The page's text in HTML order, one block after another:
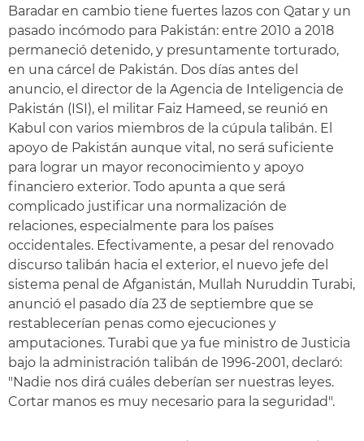
Baradar en cambio tiene fuertes lazos con Qatar y un
pasado incómodo para Pakistán: entre 2010 a 2018
permaneció detenido, y presuntamente torturado,
en una cárcel de Pakistán. Dos días antes del
anuncio, el director de la Agencia de Inteligencia de
Pakistán (ISI), el militar Faiz Hameed, se reunió en
Kabul con varios miembros de la cúpula talibán. El
apoyo de Pakistán aunque vital, no será suficiente
para lograr un mayor reconocimiento y apoyo
financiero exterior. Todo apunta a que será
complicado justificar una normalización de
relaciones, especialmente para los países
occidentales. Efectivamente, a pesar del renovado
discurso talibán hacia el exterior, el nuevo jefe del
sistema penal de Afganistán, Mullah Nuruddin Turabi,
anunció el pasado día 23 de septiembre que se
restablecerían penas como ejecuciones y
amputaciones. Turabi que ya fue ministro de Justicia
bajo la administración talibán de 1996-2001, declaró:
"Nadie nos dirá cuáles deberían ser nuestras leyes.
Cortar manos es muy necesario para la seguridad".